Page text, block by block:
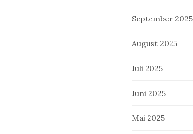
September 2025
August 2025
Juli 2025
Juni 2025
Mai 2025